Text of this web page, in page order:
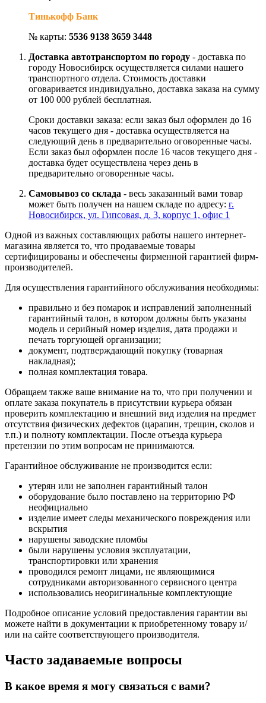
Тинькофф Банк
№ карты: 5536 9138 3659 3448
Доставка автотранспортом по городу - доставка по
городу Новосибирск осуществляется силами нашего
транспортного отдела. Стоимость доставки
оговаривается индивидуально, доставка заказа на сумму
от 100 000 рублей бесплатная.
Сроки доставки заказа: если заказ был оформлен до 16
часов текущего дня - доставка осуществляется на
следующий день в предварительно оговоренные часы.
Если заказ был оформлен после 16 часов текущего дня -
доставка будет осуществлена через день в
предварительно оговоренные часы.
Самовывоз со склада - весь заказанный вами товар
может быть получен на нашем складе по адресу: г.
Новосибирск, ул. Гипсовая, д. 3, корпус 1, офис 1
Одной из важных составляющих работы нашего интернет-
магазина является то, что продаваемые товары
сертифицированы и обеспечены фирменной гарантией фирм-
производителей.
Для осуществления гарантийного обслуживания необходимы:
правильно и без помарок и исправлений заполненный
гарантийный талон, в котором должны быть указаны
модель и серийный номер изделия, дата продажи и
печать торгующей организации;
документ, подтверждающий покупку (товарная
накладная);
полная комплектация товара.
Обращаем также ваше внимание на то, что при получении и
оплате заказа покупатель в присутствии курьера обязан
проверить комплектацию и внешний вид изделия на предмет
отсутствия физических дефектов (царапин, трещин, сколов и
т.п.) и полноту комплектации. После отъезда курьера
претензии по этим вопросам не принимаются.
Гарантийное обслуживание не производится если:
утерян или не заполнен гарантийный талон
оборудование было поставлено на территорию РФ
неофициально
изделие имеет следы механического повреждения или
вскрытия
нарушены заводские пломбы
были нарушены условия эксплуатации,
транспортировки или хранения
проводился ремонт лицами, не являющимися
сотрудниками авторизованного сервисного центра
использовались неоригинальные комплектующие
Подробное описание условий предоставления гарантии вы
можете найти в документации к приобретенному товару и/
или на сайте соответствующего производителя.
Часто задаваемые вопросы
В какое время я могу связаться с вами?